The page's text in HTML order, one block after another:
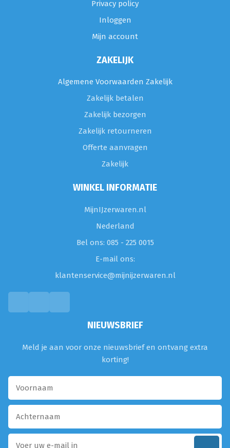
Privacy policy
Inloggen
Mijn account
ZAKELIJK
Algemene Voorwaarden Zakelijk
Zakelijk betalen
Zakelijk bezorgen
Zakelijk retourneren
Offerte aanvragen
Zakelijk
WINKEL INFORMATIE
MijnIJzerwaren.nl
Nederland
Bel ons: 085 - 225 0015
E-mail ons:
klantenservice@mijnijzerwaren.nl
NIEUWSBRIEF
Meld je aan voor onze nieuwsbrief en ontvang extra
korting!